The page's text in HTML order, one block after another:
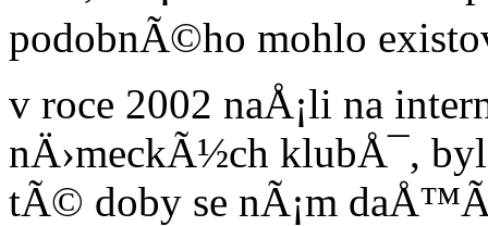
podobnÃ©ho mohlo
v roce 2002 naÅ¡li na
nÄ›meckÃ½ch klubÅ¯,
tÃ© doby se nÃ¡m